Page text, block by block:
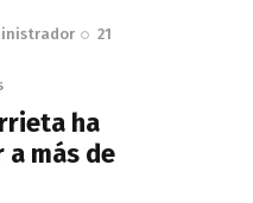
21
ha
más de